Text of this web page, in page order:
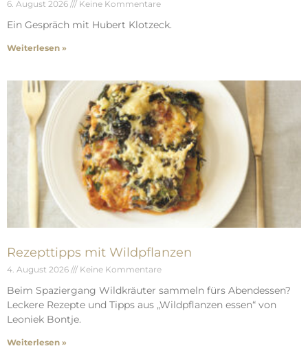
6. August 2026 Keine Kommentare
Ein Gespräch mit Hubert Klotzeck.
Weiterlesen »
Rezepttipps mit Wildpflanzen
4. August 2026 Keine Kommentare
Beim Spaziergang Wildkräuter sammeln fürs Abendessen?
Leckere Rezepte und Tipps aus „Wildpflanzen essen“ von
Leoniek Bontje.
Weiterlesen »